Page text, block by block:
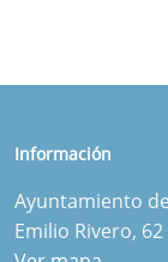
Información
Ayuntamiento
Emilio Rivero,